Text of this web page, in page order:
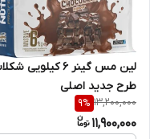
لین مس گینر ۶ کیلویی
طرح جدید اصلی
13,200,000
9%
11,900,000